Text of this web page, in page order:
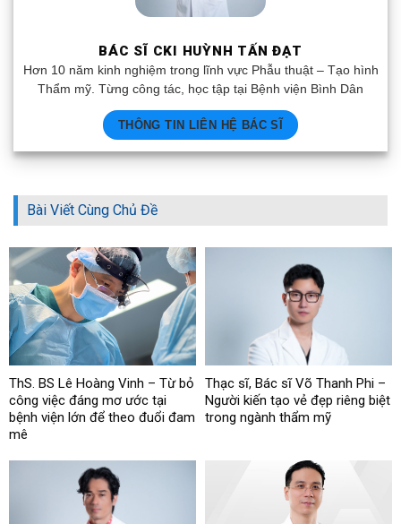
BÁC SĨ CKI HUỲNH TẤN ĐẠT
Hơn 10 năm kinh nghiệm trong lĩnh vực Phẫu thuật – Tạo hình
Thẩm mỹ. Từng công tác, học tập tại Bệnh viện Bình Dân
THÔNG TIN LIÊN HỆ BÁC SĨ
Bài Viết Cùng Chủ Đề
ThS. BS Lê Hoàng Vinh – Từ bỏ
công việc đáng mơ ước tại
bệnh viện lớn để theo đuổi đam
mê
Thạc sĩ, Bác sĩ Võ Thanh Phi –
Người kiến tạo vẻ đẹp riêng biệt
trong ngành thẩm mỹ